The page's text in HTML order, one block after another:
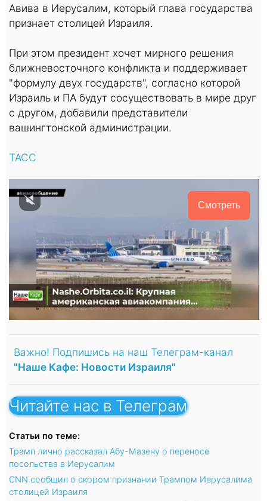
Авива в Иерусалим, который глава государства
признает столицей Израиля.
При этом президент хочет мирного решения
ближневосточного конфликта и поддерживает
"формулу двух государств", согласно которой
Израиль и ПА будут сосуществовать в мире друг
с другом, добавили представители
вашингтонской администрации.
ТАСС
Смотреть
Важно! Подпишись на наш Телеграм-канал
"Наше Кафе: Новости Израиля"
Читайте нас в Телеграм
Статьи по теме:
Трамп лично рассказал Абу-Мазену о переносе
посольства в Иерусалим
CNN сообщил о скором признании Трампом Иерусалима
столицей Израиля